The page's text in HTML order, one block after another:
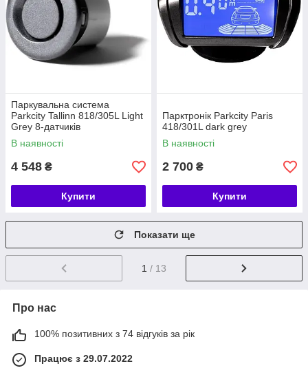
Паркувальна система
Parkcity Tallinn 818/305L Light
Grey 8-датчиків
В наявності
4 548 ₴
Купити
Парктронік Parkcity Paris
418/301L dark grey
В наявності
2 700 ₴
Купити
Показати ще
1 / 13
Про нас
100% позитивних з 74 відгуків за рік
Працює з 29.07.2022